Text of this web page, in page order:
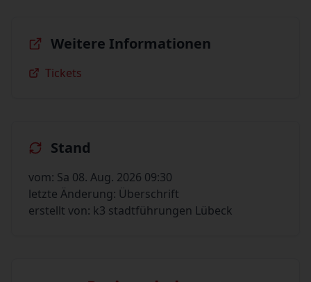
Weitere Informationen
Tickets
Stand
vom: Sa 08. Aug. 2026 09:30
letzte Änderung: Überschrift
erstellt von: k3 stadtführungen Lübeck